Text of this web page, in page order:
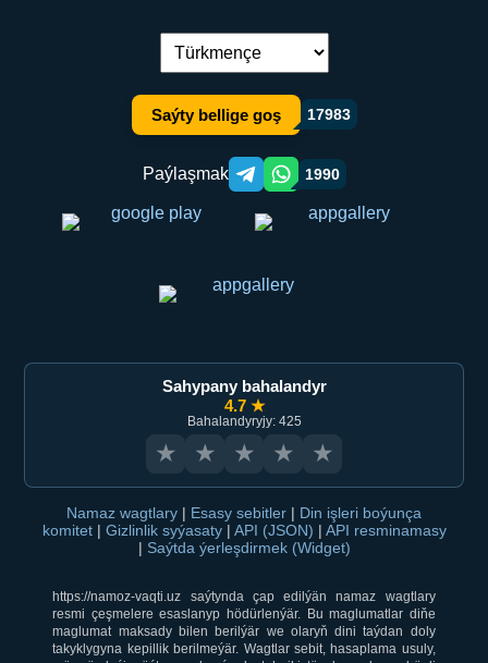
Dil çalşyryş:
Saýty bellige goş 17983
Paýlaşmak Telegram orqali ulashish
WhatsApp orqali ulashish
1990
Sahypany bahalandyr
4.7 ★
Bahalandyryjy: 425
★ ★ ★ ★ ★
Namaz wagtlary | Esasy sebitler | Din işleri boýunça
komitet | Gizlinlik syýasaty | API (JSON) | API resminamasy
| Saýtda ýerleşdirmek (Widget)
https://namoz-vaqti.uz saýtynda çap edilýän namaz wagtlary
resmi çeşmelere esaslanyp hödürlenýär. Bu maglumatlar diňe
maglumat maksady bilen berilýär we olaryň dini taýdan doly
takyklygyna kepillik berilmeýär. Wagtlar sebit, hasaplama usuly,